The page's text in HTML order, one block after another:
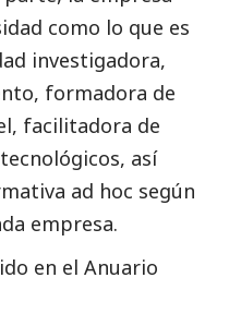
como lo que es
investigadora,
formadora de
facilitadora de
así
ad hoc según
empresa.
en el Anuario